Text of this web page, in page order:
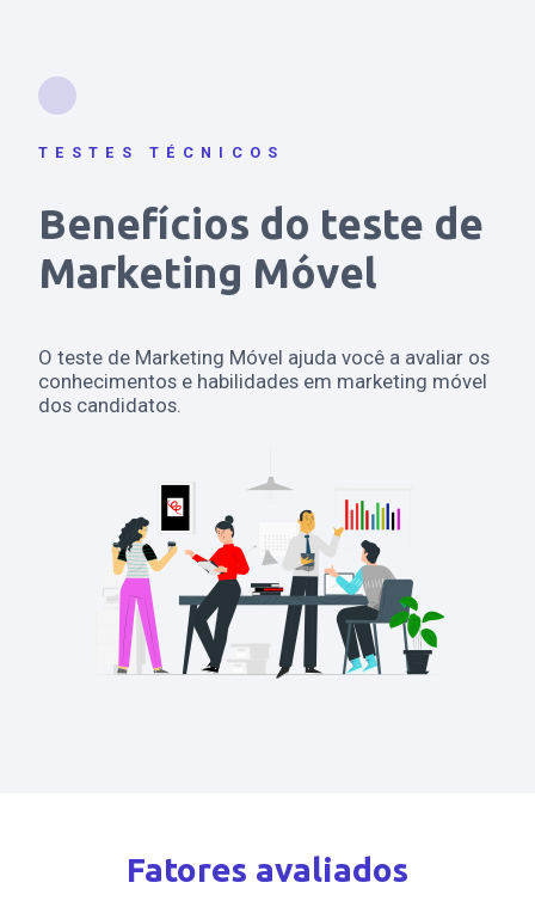
TESTES TÉCNICOS
Benefícios do teste de
Marketing Móvel
O teste de Marketing Móvel ajuda você a avaliar os
conhecimentos e habilidades em marketing móvel
dos candidatos.
Fatores avaliados